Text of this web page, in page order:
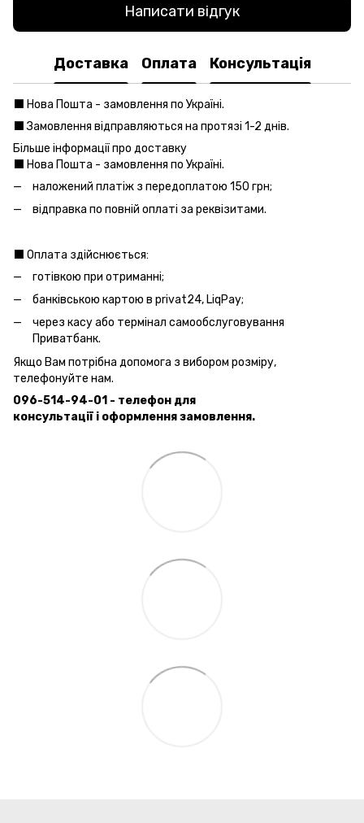
Написати відгук
Доставка Оплата Консультація
⬛️ Нова Пошта - замовлення по Україні.
⬛️ Замовлення відправляються на протязі 1-2 днів.
Більше інформації про доставку
⬛️ Нова Пошта - замовлення по Україні.
наложений платіж з передоплатою 150 грн;
відправка по повній оплаті за реквізитами.
⬛️ Оплата здійснюється:
готівкою при отриманні;
банківською картою в privat24, LiqPay;
через касу або термінал самообслуговування
Приватбанк.
Якщо Вам потрібна допомога з вибором розміру,
телефонуйте нам.
096-514-94-01 - телефон для
консультації і оформлення замовлення.